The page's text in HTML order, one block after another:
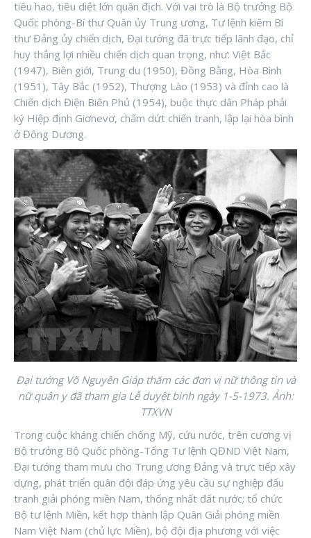
tiêu hao, tiêu diệt lớn quân địch. Với vai trò là Bộ trưởng Bộ
Quốc phòng-Bí thư Quân ủy Trung ương, Tư lệnh kiêm Bí
thư Đảng ủy chiến dịch, Đại tướng đã trực tiếp lãnh đạo, chỉ
huy thắng lợi nhiều chiến dịch quan trọng, như: Việt Bắc
(1947), Biên giới, Trung du (1950), Đồng Bằng, Hòa Bình
(1951), Tây Bắc (1952), Thượng Lào (1953) và đỉnh cao là
Chiến dịch Điện Biên Phủ (1954), buộc thực dân Pháp phải
ký Hiệp định Giơnevơ, chấm dứt chiến tranh, lập lại hòa bình
ở Đông Dương.
Đại tướng Võ Nguyên Giáp thăm các đơn vị nữ thông tin và
nữ quân y đã tham gia Lễ duyệt binh ngày 1-5-1973. Ảnh:
TTXVN
Trong cuộc kháng chiến chống Mỹ, cứu nước, trên cương vị
Bộ trưởng Bộ Quốc phòng-Tổng Tư lệnh QĐND Việt Nam,
Đại tướng tham mưu cho Trung ương Đảng và trực tiếp xây
dựng, phát triển quân đội đáp ứng yêu cầu sự nghiệp đấu
tranh giải phóng miền Nam, thống nhất đất nước; tổ chức
Bộ tư lệnh Miền, kết hợp thành lập Quân Giải phóng miền
Nam Việt Nam (chủ lực Miền), bộ đội địa phương với việc